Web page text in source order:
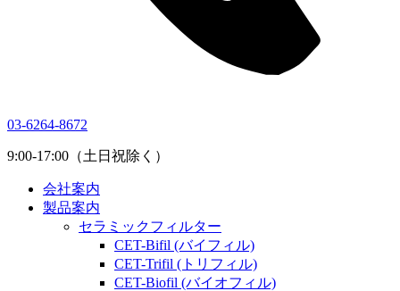
03-6264-8672
9:00-17:00（土日祝除く）
会社案内
製品案内
セラミックフィルター
CET-Bifil (バイフィル)
CET-Trifil (トリフィル)
CET-Biofil (バイオフィル)